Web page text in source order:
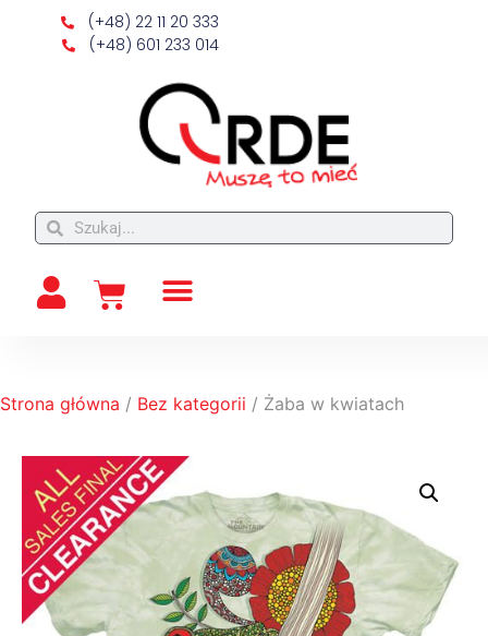
(+48) 22 11 20 333
(+48) 601 233 014
Strona główna / Bez kategorii / Żaba w kwiatach